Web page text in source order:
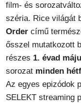
film- és
széria. Rice világát
Order című
ősszel mutatkozott
részes 1. évad
sorozat minden
Az egyes epizódok
SELEKT streaming